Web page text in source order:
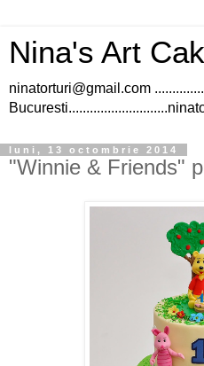
Nina's Art
ninatorturi@gmail.com
luni, 13 octombrie 2014
"Winnie & Friends"